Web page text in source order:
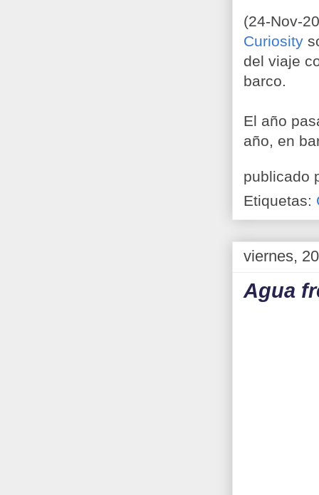
(24-Nov-
Curiosity
del viaje
barco.
El año
año, en
publicado
Etiquetas:
viernes,
Agua